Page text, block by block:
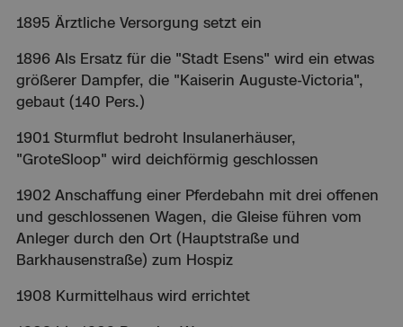
1895 Ärztliche Versorgung setzt ein
1896 Als Ersatz für die "Stadt Esens" wird ein etwas
größerer Dampfer, die "Kaiserin Auguste-Victoria",
gebaut (140 Pers.)
1901 Sturmflut bedroht Insulanerhäuser,
"GroteSloop" wird deichförmig geschlossen
1902 Anschaffung einer Pferdebahn mit drei offenen
und geschlossenen Wagen, die Gleise führen vom
Anleger durch den Ort (Hauptstraße und
Barkhausenstraße) zum Hospiz
1908 Kurmittelhaus wird errichtet